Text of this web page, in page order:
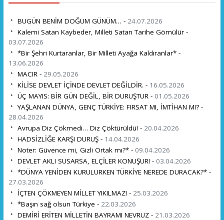
BUGÜN BENİM DOĞUM GÜNÜM… - 24.07.2026
Kalemi Satan Kaybeder, Milleti Satan Tarihe Gömülür -
03.07.2026
*Bir Şehri Kurtaranlar, Bir Milleti Ayağa Kaldıranlar* -
13.06.2026
MACIR - 29.05.2026
KİLİSE DEVLET İÇİNDE DEVLET DEĞİLDİR. - 16.05.2026
ÜÇ MAYIS: BİR GÜN DEĞİL, BİR DURUŞTUR - 01.05.2026
YAŞLANAN DÜNYA, GENÇ TÜRKİYE: FIRSAT MI, İMTİHAN MI? -
28.04.2026
Avrupa Diz Çökmedi… Diz Çöktürüldü! - 20.04.2026
HADSİZLİĞE KARŞI DURUŞ - 14.04.2026
Noter: Güvence mi, Gizli Ortak mı?* - 09.04.2026
DEVLET AKLI SUSARSA, ELÇİLER KONUŞUR! - 03.04.2026
*DÜNYA YENİDEN KURULURKEN TÜRKİYE NEREDE DURACAK?* -
27.03.2026
İÇTEN ÇÖKMEYEN MİLLET YIKILMAZ! - 25.03.2026
*Başın sağ olsun Türkiye - 22.03.2026
DEMİRİ ERİTEN MİLLETİN BAYRAMI NEVRUZ - 21.03.2026